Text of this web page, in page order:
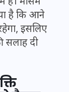
है कि आने
इसलिए
सलाह दी